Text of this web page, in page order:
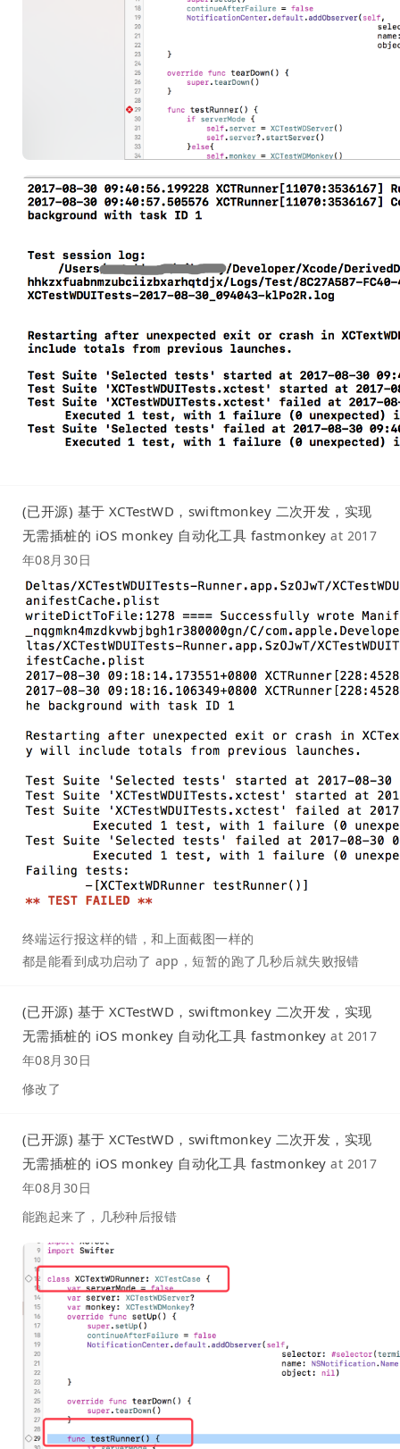
(已开源) 基于 XCTestWD，swiftmonkey 二次开发，实现
无需插桩的 iOS monkey 自动化工具 fastmonkey at 2017
年08月30日
终端运行报这样的错，和上面截图一样的
都是能看到成功启动了 app，短暂的跑了几秒后就失败报错
(已开源) 基于 XCTestWD，swiftmonkey 二次开发，实现
无需插桩的 iOS monkey 自动化工具 fastmonkey at 2017
年08月30日
修改了
(已开源) 基于 XCTestWD，swiftmonkey 二次开发，实现
无需插桩的 iOS monkey 自动化工具 fastmonkey at 2017
年08月30日
能跑起来了，几秒种后报错